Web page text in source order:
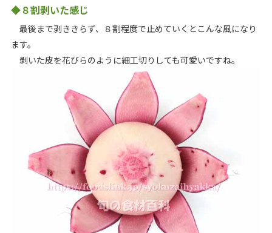
◆８割剥いた感じ
最後まで剥ききらず、８割程度で止めていくとこんな風になり
ます。
剥いた皮を花びらのように細工切りしても可愛いですね。